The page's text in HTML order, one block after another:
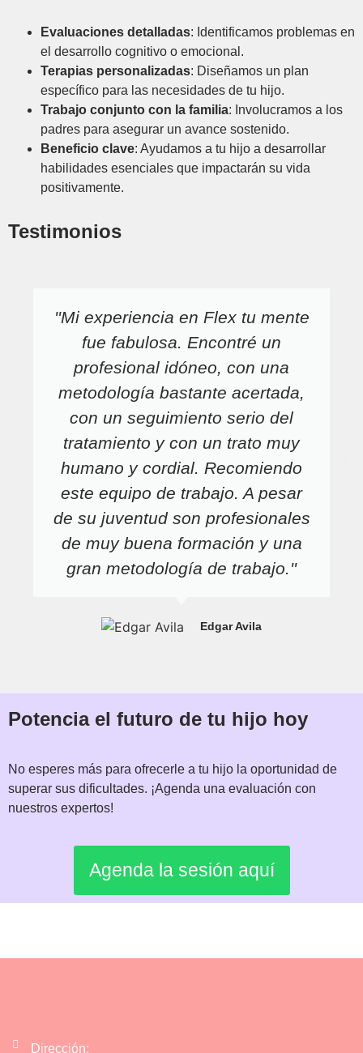
Evaluaciones detalladas: Identificamos problemas en
el desarrollo cognitivo o emocional.
Terapias personalizadas: Diseñamos un plan
específico para las necesidades de tu hijo.
Trabajo conjunto con la familia: Involucramos a los
padres para asegurar un avance sostenido.
Beneficio clave: Ayudamos a tu hijo a desarrollar
habilidades esenciales que impactarán su vida
positivamente.
Testimonios
''Mi experiencia en Flex tu mente
fue fabulosa. Encontré un
profesional idóneo, con una
metodología bastante acertada,
con un seguimiento serio del
tratamiento y con un trato muy
humano y cordial. Recomiendo
este equipo de trabajo. A pesar
de su juventud son profesionales
de muy buena formación y una
gran metodología de trabajo.''
Edgar Avila
Potencia el futuro de tu hijo hoy
No esperes más para ofrecerle a tu hijo la oportunidad de
superar sus dificultades. ¡Agenda una evaluación con
nuestros expertos!
Agenda la sesión aquí
Dirección: